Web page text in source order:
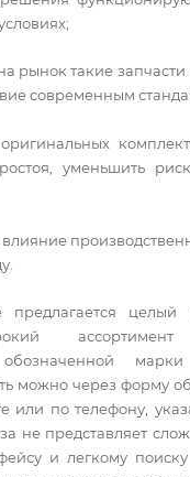
рынок такие запчасти
современным
уменьшить
целый
ассортимент
обозначенной
можно через форму
или по телефону,
не представляет
и легкому